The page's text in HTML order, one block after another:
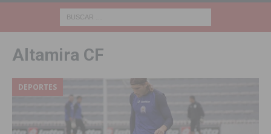
Altamira CF
DEPORTES